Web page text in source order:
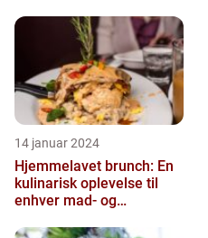
14 januar 2024
Hjemmelavet brunch: En
kulinarisk oplevelse til
enhver mad- og